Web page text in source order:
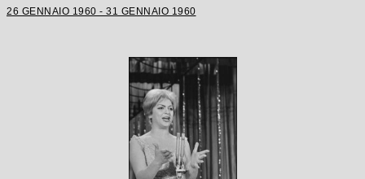
26 GENNAIO 1960 - 31 GENNAIO 1960